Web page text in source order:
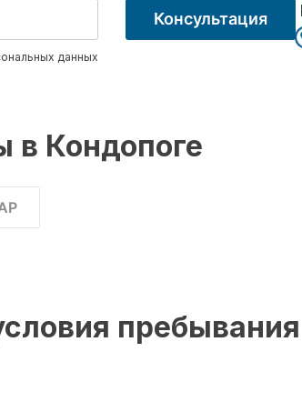
данных
Консультация
в Кондопоге